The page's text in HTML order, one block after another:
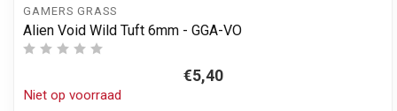
GAMERS GRASS
Alien Void Wild Tuft 6mm - GGA-VO
€5,40
Niet op voorraad